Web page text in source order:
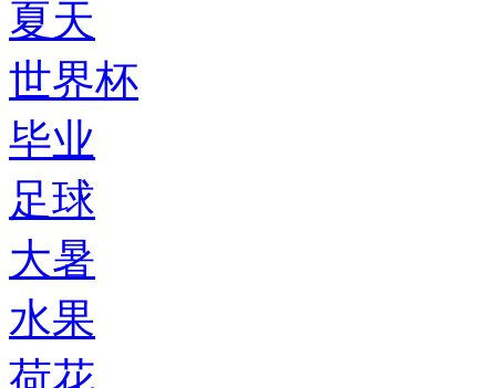
夏天
世界杯
毕业
足球
大暑
水果